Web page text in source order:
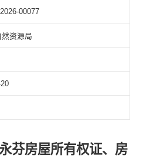
00077
资源局
芬房屋所有权证、房